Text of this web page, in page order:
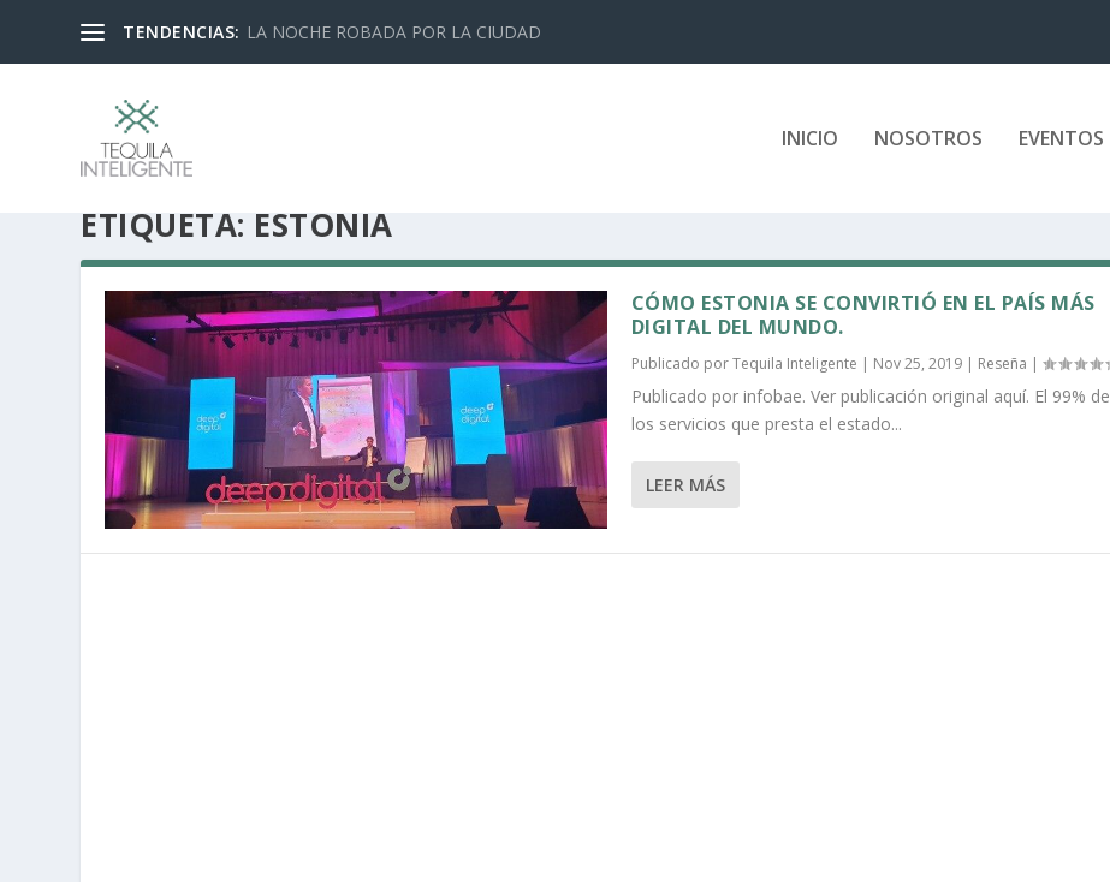
TENDENCIAS: LA NOCHE ROBADA POR LA CIUDAD
INICIO NOSOTROS EVENTOS
ETIQUETA: ESTONIA
CÓMO ESTONIA SE CONVIRTIÓ EN EL PAÍS MÁS
DIGITAL DEL MUNDO.
Publicado porTequila Inteligente | Nov 25, 2019| Reseña |
Publicado por infobae. Ver publicación original aquí. El 99% de
los servicios que presta el estado...
LEER MÁS